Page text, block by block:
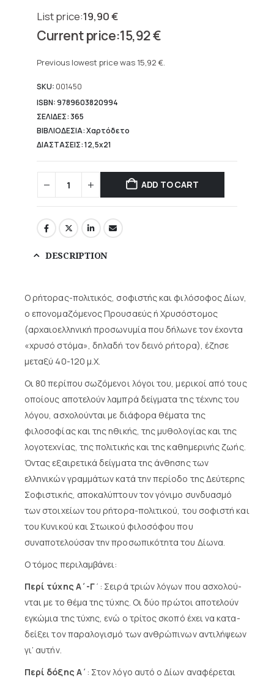
19,90€
Original
price
19,90 €.
15,92€
price
15,92 €.
Previous lowest price was 15,92 €.
SKU: 001450
ISBN: 9789603820994
ΣΕΛΙΔΕΣ: 365
ΒΙΒΛΙΟΔΕΣΙΑ: Χαρτόδετο
ΔΙΑΣΤΑΣΕΙΣ: 12,5x21
ADD TO CART
DESCRIPTION
Ο ρήτορας-πολιτικός, σοφιστής και φιλόσοφος Δίων,
ο επονομαζόμενος Προυσαεύς ή Χρυσόστομος
(αρχαιοελληνική προσωνυμία που δήλωνε τον έχοντα
«χρυσό στόμα», δηλαδή τον δεινό ρήτορα), έζησε
μεταξύ 40-120 μ.Χ.
Οι 80 περίπου σωζόμενοι λόγοι του, μερικοί από τους
οποίους αποτελούν λαμπρά δείγματα της τέχνης του
λόγου, ασχολούνται με διάφορα θέματα της
φιλοσοφίας και της ηθικής, της μυθολογίας και της
λογοτεχνίας, της πολιτικής και της καθημερινής ζωής.
Όντας εξαιρετικά δείγματα της άνθησης των
ελληνικών γραμμάτων κατά την περίοδο της Δεύτερης
Σοφιστικής, αποκαλύπτουν τον γόνιμο συνδυασμό
των στοιχείων του ρήτορα-πολιτικού, του σοφιστή και
του Κυνικού και Στωικού φιλοσόφου που
συναποτελούσαν την προσωπικότητα του Δίωνα.
Ο τόμος περιλαμβάνει:
Περί τύχης Α΄-Γ΄: Σειρά τριών λό­γων που α­σχο­λού­
νται με το θέ­μα της τύ­χης. Οι δύο πρώτοι αποτελούν
εγκώμια της τύχης, ενώ ο τρίτος σκοπό έχει να κα­τα­
δεί­ξει τον πα­ρα­λο­γι­σμό των αν­θρώ­πι­νων α­ντι­λή­ψε­ων
γι’ αυ­τήν.
Περί δόξης Α΄ : Στον λό­γο αυ­τό ο Δί­ων α­να­φέ­ρε­ται